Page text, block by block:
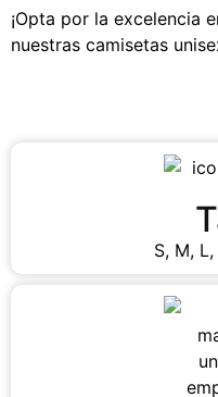
¡Opta por la excelencia
nuestras camisetas
S, M, L,